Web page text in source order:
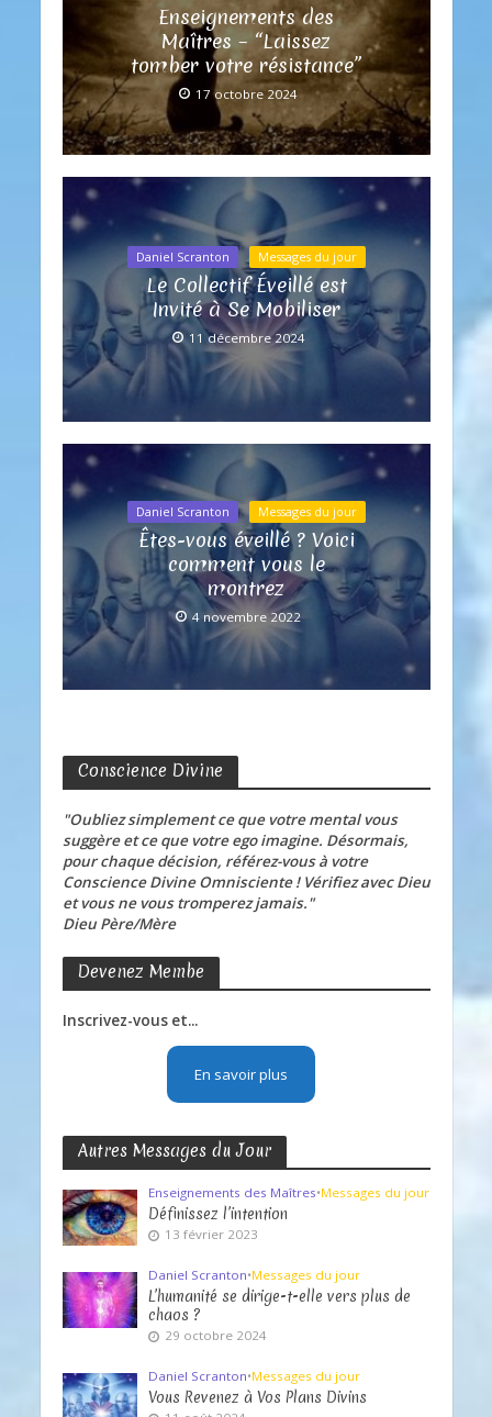
Enseignements des
Maîtres – “Laissez
tomber votre résistance”
17 octobre 2024
Daniel Scranton Messages du jour
Le Collectif Éveillé est
Invité à Se Mobiliser
11 décembre 2024
Daniel Scranton Messages du jour
Êtes-vous éveillé ? Voici
comment vous le
montrez
4 novembre 2022
Conscience Divine
"Oubliez simplement ce que votre mental vous
suggère et ce que votre ego imagine. Désormais,
pour chaque décision, référez-vous à votre
Conscience Divine Omnisciente ! Vérifiez avec Dieu
et vous ne vous tromperez jamais."
Dieu Père/Mère
Devenez Membe
Inscrivez-vous et...
En savoir plus
Autres Messages du Jour
Enseignements des Maîtres•Messages du jour
Définissez l’intention
13 février 2023
Daniel Scranton•Messages du jour
L’humanité se dirige-t-elle vers plus de
chaos ?
29 octobre 2024
Daniel Scranton•Messages du jour
Vous Revenez à Vos Plans Divins